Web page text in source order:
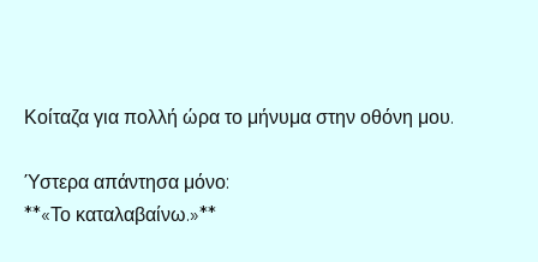
Κοίταζα για πολλή ώρα το μήνυμα στην οθόνη μου.
Ύστερα απάντησα μόνο:
**«Το καταλαβαίνω.»**